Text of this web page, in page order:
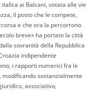
ai Balcani, votata alle vie
il posto che le compete,
e che ora la percorrono
breve» ha portato la città
sovranità della Repubblica
indipendente
i rapporti numerici fra le
sostanzialmente
associativo,